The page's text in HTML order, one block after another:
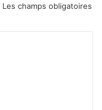
Les champs obligatoires